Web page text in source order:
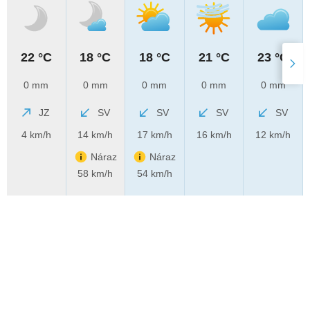
22 °C
0 mm
JZ
4 km/h
18 °C
0 mm
SV
14 km/h
Náraz
58 km/h
18 °C
0 mm
SV
17 km/h
Náraz
54 km/h
21 °C
0 mm
SV
16 km/h
23 °C
0 mm
SV
12 km/h